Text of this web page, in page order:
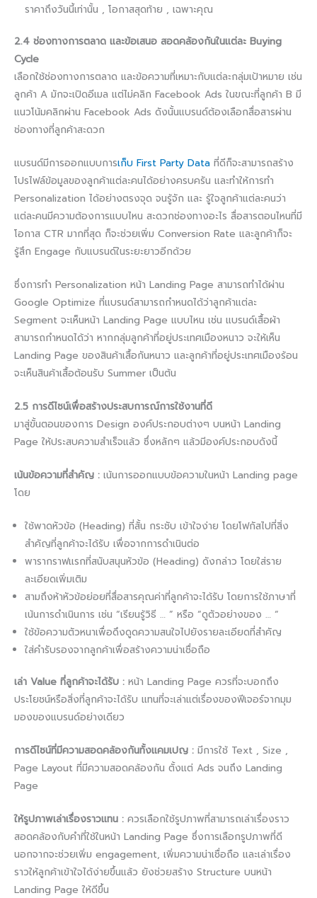
ราคาถึงวันนี้เท่านั้น , โอกาสสุดท้าย , เฉพาะคุณ
2.4 ช่องทางการตลาด และข้อเสนอ สอดคล้องกันในแต่ละ Buying
Cycle
เลือกใช้ช่องทางการตลาด และข้อความที่เหมาะกับแต่ละกลุ่มเป้าหมาย เช่น
ลูกค้า A มักจะเปิดอีเมล แต่ไม่คลิก Facebook Ads ในขณะที่ลูกค้า B มี
แนวโน้มคลิกผ่าน Facebook Ads ดังนั้นแบรนด์ต้องเลือกสื่อสารผ่าน
ช่องทางที่ลูกค้าสะดวก
แบรนด์มีการออกแบบการเก็บ First Party Data ที่ดีก็จะสามารถสร้าง
โปรไฟล์ข้อมูลของลูกค้าแต่ละคนได้อย่างครบครัน และทำให้การทำ
Personalization ได้อย่างตรงจุด จนรู้จัก และ รู้ใจลูกค้าแต่ละคนว่า
แต่ละคนมีความต้องการแบบไหน สะดวกช่องทางอะไร สื่อสารตอนไหนที่มี
โอกาส CTR มากที่สุด ก็จะช่วยเพิ่ม Conversion Rate และลูกค้าก็จะ
รู้สึก Engage กับแบรนด์ในระยะยาวอีกด้วย
ซึ่งการทำ Personalization หน้า Landing Page สามารถทำได้ผ่าน
Google Optimize ที่แบรนด์สามารถกำหนดได้ว่าลูกค้าแต่ละ
Segment จะเห็นหน้า Landing Page แบบไหน เช่น แบรนด์เสื้อผ้า
สามารถกำหนดได้ว่า หากกลุ่มลูกค้าที่อยู่ประเทศเมืองหนาว จะให้เห็น
Landing Page ของสินค้าเสื้อกันหนาว และลูกค้าที่อยู่ประเทศเมืองร้อน
จะเห็นสินค้าเสื้อต้อนรับ Summer เป็นต้น
2.5 การดีไซน์เพื่อสร้างประสบการณ์การใช้งานที่ดี
มาสู่ขั้นตอนของการ Design องค์ประกอบต่างๆ บนหน้า Landing
Page ให้ประสบความสำเร็จแล้ว ซึ่งหลักๆ แล้วมีองค์ประกอบดังนี้
เน้นข้อความที่สำคัญ : เน้นการออกแบบข้อความในหน้า Landing page
โดย
ใช้พาดหัวข้อ (Heading) ที่สั้น กระชับ เข้าใจง่าย โดยโฟกัสไปที่สิ่ง
สำคัญที่ลูกค้าจะได้รับ เพื่อจากการดำเนินต่อ
พารากราฟแรกที่สนับสนุนหัวข้อ (Heading) ดังกล่าว โดยใส่ราย
ละเอียดเพิ่มเติม
สามถึงห้าหัวข้อย่อยที่สื่อสารคุณค่าที่ลูกค้าจะได้รับ โดยการใช้ภาษาที่
เน้นการดำเนินการ เช่น “เรียนรู้วิธี … ” หรือ “ดูตัวอย่างของ … “
ใช้ข้อความตัวหนาเพื่อดึงดูดความสนใจไปยังรายละเอียดที่สำคัญ
ใส่คำรับรองจากลูกค้าเพื่อสร้างความน่าเชื่อถือ
เล่า Value​ ที่ลูกค้าจะได้รับ : หน้า Landing Page ควรที่จะบอกถึง
ประโยชน์หรือสิ่งที่ลูกค้าจะได้รับ แทนที่จะเล่าแต่เรื่องของฟีเจอร์จากมุม
มองของแบรนด์อย่างเดียว
การดีไซน์ที่มีความสอดคล้องกันทั้งแคมเปญ : มีการใช้ Text , Size ,
Page Layout ที่มีความสอดคล้องกัน ตั้งแต่ Ads จนถึง Landing
Page
ให้รูปภาพเล่าเรื่องราวแทน : ควรเลือกใช้รูปภาพที่สามารถเล่าเรื่องราว
สอดคล้องกับคำที่ใช้ในหน้า Landing Page ซึ่งการเลือกรูปภาพที่ดี
นอกจากจะช่วยเพิ่ม engagement, เพิ่มความน่าเชื่อถือ และเล่าเรื่อง
ราวให้ลูกค้าเข้าใจได้ง่ายขึ้นแล้ว ยังช่วยสร้าง Structure บนหน้า
Landing Page ให้ดีขึ้น